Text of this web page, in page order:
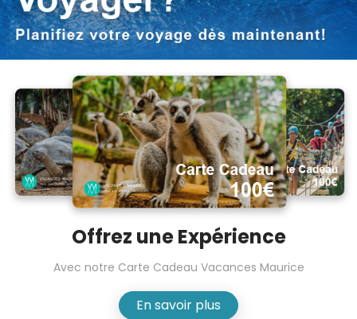
Offrez une Expérience
Avec notre Carte Cadeau Vacances Maurice
En savoir plus